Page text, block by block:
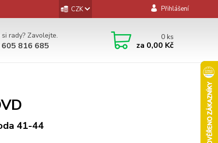
CZK Přihlášení
rady? Zavolejte.
816 685
0ks
za 0,00 Kč
41-44